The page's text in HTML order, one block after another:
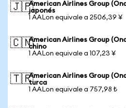
🇯🇵American Airlines Group
japonés
1 AALon equivale a 2506,39 ¥
🇨🇳American Airlines Group
chino
1 AALon equivale a 107,23 ¥
🇹🇷American Airlines Group
turca
1 AALon equivale a 757,98 ₺